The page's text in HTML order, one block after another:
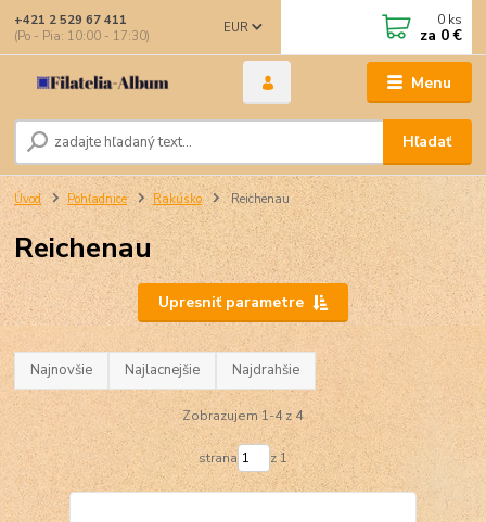
Menu
EUR
Hľadať
+421 2 529 67 411
(Po - Pia: 10:00 - 17:30)
0 ks
za 0 €
Úvod Pohľadnice Rakúsko Reichenau
Reichenau
Upresniť parametre
Najnovšie Najlacnejšie Najdrahšie
Zobrazujem 1-4 z 4
strana z 1